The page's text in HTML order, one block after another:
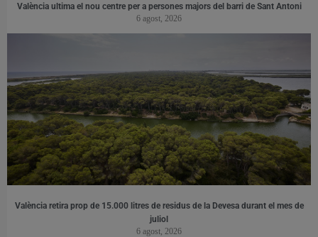
València ultima el nou centre per a persones majors del barri de Sant Antoni
6 agost, 2026
València retira prop de 15.000 litres de residus de la Devesa durant el mes de
juliol
6 agost, 2026